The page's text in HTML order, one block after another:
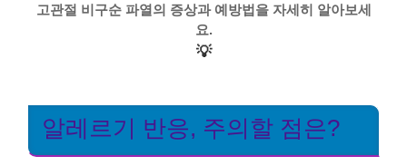
고관절 비구순 파열의 증상과 예방법을 자세히 알아보세
요.
💡
알레르기 반응, 주의할 점은?